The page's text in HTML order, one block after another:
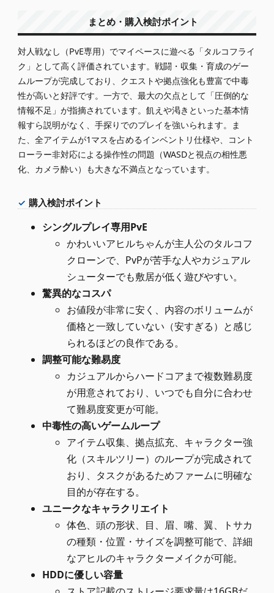
まとめ・購入検討ポイント
対人戦なし（PvE専用）でマイペースに遊べる「タルコフライ
ク」として高く評価されています。戦闘・収集・育成のゲー
ムループが完成しており、クエストや拠点強化も豊富で中毒
性が高いと好評です。一方で、最大の欠点として「圧倒的な
情報不足」が指摘されています。飢えや渇きといった基本情
報すら説明がなく、手探りでのプレイを強いられます。ま
た、全アイテムが1マスを占めるインベントリ仕様や、コント
ローラー非対応による操作性の問題（WASDと視点の相性悪
化、カメラ酔い）も大きな不満点となっています。
購入検討ポイント
シングルプレイ専用PvE
かわいいアヒルちゃんが主人公のタルコフ
クローンで、PvPが苦手な人やカジュアル
シューターでも敷居が低く遊びやすい。
驚異的なコスパ
お値段が非常に安く、内容のボリュームが
価格と一致していない（安すぎる）と感じ
られるほどの良作である。
調整可能な難易度
カジュアルからハードコアまで複数難易度
が用意されており、いつでも自分に合わせ
て難易度変更が可能。
中毒性の高いゲームループ
アイテム収集、拠点拡充、キャラクター強
化（スキルツリー）のループが完成されて
おり、タスクがあるためファームに明確な
目的が存在する。
ユニークなキャラクリエイト
体色、頭の形状、目、眉、嘴、翼、トサカ
の種類・位置・サイズを調整可能で、詳細
なアヒルのキャラクターメイクが可能。
HDDに優しい容量